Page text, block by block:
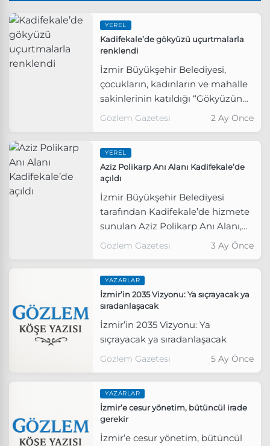
YEREL
Kadifekale’de gökyüzü uçurtmalarla
renklendi
İzmir Büyükşehir Belediyesi,
çocukların, kadınların ve mahalle
sakinlerinin katıldığı “Gökyüzüne
Ne Söylemek İstersin?” temalı
Gözlem Gazetesi 2 Ay Önce
YEREL
Aziz Polikarp Anı Alanı Kadifekale’de
açıldı
İzmir Büyükşehir Belediyesi
tarafından Kadifekale’de hizmete
sunulan Aziz Polikarp Anı Alanı,
İzmir’in inanç turizmine yeni bir
Gözlem Gazetesi 3 Ay Önce
YAZARLAR
İzmir’in 2035 Vizyonu: Ya sıçrayacak ya
sıradanlaşacak
İzmir’in 2035 Vizyonu: Ya
sıçrayacak ya sıradanlaşacak
Gözlem Gazetesi 5 Ay Önce
YAZARLAR
İzmir’e cesur yönetim, bütüncül irade
gerekir
İzmir’e cesur yönetim, bütüncül